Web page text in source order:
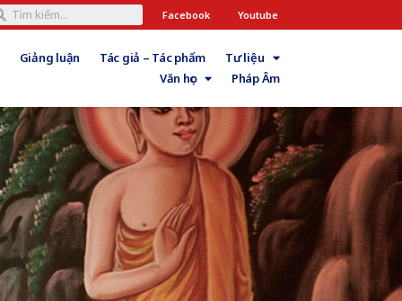
Facebook Youtube
Giảng luận Tác giả – Tác phẩm
Tư liệu
Văn học
Pháp Âm